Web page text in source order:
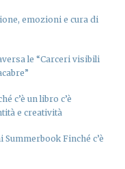
emozioni e cura di
le “Carceri visibili
c’è un libro c’è
e creatività
Finché c’è